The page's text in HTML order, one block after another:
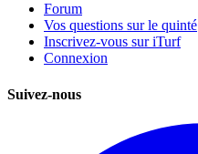
Forum
Vos questions sur le quinté
Inscrivez-vous sur iTurf
Connexion
Suivez-nous